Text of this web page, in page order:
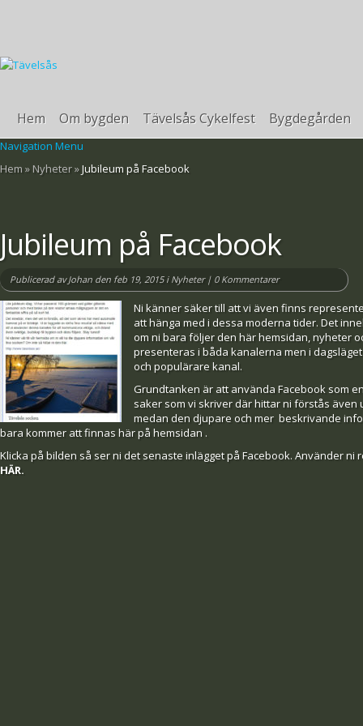
Hem Om bygden Tävelsås Cykelfest Bygdegården
Navigation Menu
Hem » Nyheter»Jubileum på Facebook
Jubileum på Facebook
Publicerad avJohan den feb 19, 2015 i Nyheter| 0 Kommentarer
Ni känner säker till att vi även finns
att hänga med i dessa moderna tider. Det
om ni bara följer den här hemsidan, nyheter
presenteras i båda kanalerna men i
och populärare kanal.
Grundtanken är att använda Facebook som
saker som vi skriver där hittar ni förstås
medan den djupare och mer beskrivande
bara kommer att finnas här på hemsidan .
Klicka på bilden så ser ni det senaste inlägget på Facebook. Använder ni
HÄR.